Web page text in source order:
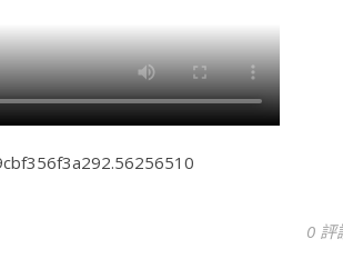
0 評